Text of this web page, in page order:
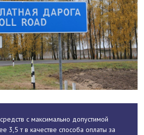
с максимально допустимой
3,5 т в качестве способа оплаты за